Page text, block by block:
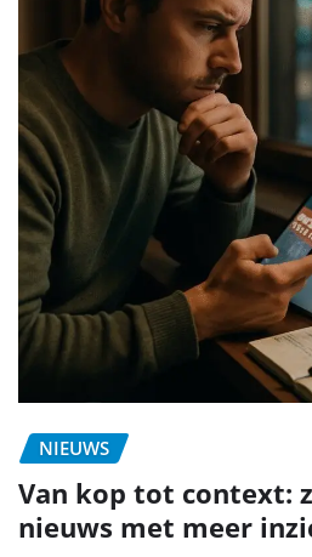
NIEUWS
Van kop tot context:
nieuws met meer